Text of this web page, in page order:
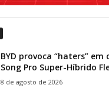
BYD provoca “haters”
Song Pro Super-Híbrido
8 de agosto de 2026